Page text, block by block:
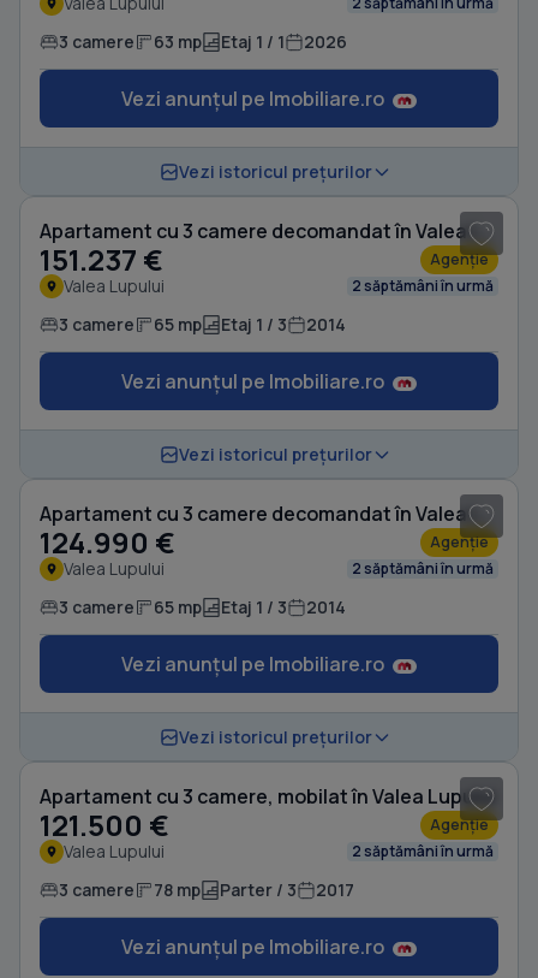
3 camere 63 mp Etaj 1 / 1 2026
Vezi anunțul pe Imobiliare.ro
Vezi istoricul prețurilor
Apartament cu 3 camere decomandat în Valea Lupului
151.237 € Agenție
Valea Lupului 2 săptămâni în urmă
3 camere 65 mp Etaj 1 / 3 2014
Vezi anunțul pe Imobiliare.ro
Vezi istoricul prețurilor
Apartament cu 3 camere decomandat în Valea Lupului
124.990 € Agenție
Valea Lupului 2 săptămâni în urmă
3 camere 65 mp Etaj 1 / 3 2014
Vezi anunțul pe Imobiliare.ro
Vezi istoricul prețurilor
Apartament cu 3 camere, mobilat în Valea Lupului
121.500 € Agenție
Valea Lupului 2 săptămâni în urmă
3 camere 78 mp Parter / 3 2017
Vezi anunțul pe Imobiliare.ro